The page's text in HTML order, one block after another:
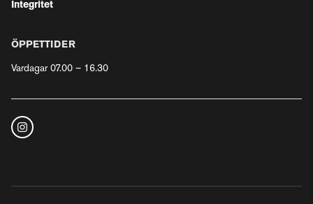
Integritet
ÖPPETTIDER
Vardagar 07.00 – 16.30